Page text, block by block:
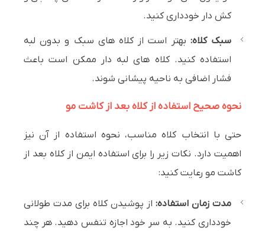
کش دار خودداری کنید.
سبک کلاه: بهتر است از کلاه های سبک و بدون لبه
استفاده کنید. کلاه های لبه دار ممکن است باعث
فشار اضافی به ناحیه پیشانی شوند.
نحوه صحیح استفاده از کلاه بعد از کاشت مو
حتی با انتخاب کلاه مناسب، نحوه استفاده از آن نیز
اهمیت دارد. نکات زیر را برای استفاده ایمن از کلاه بعد از
کاشت مو رعایت کنید:
مدت زمان استفاده: از پوشیدن کلاه برای مدت طولانی
خودداری کنید. به سر خود اجازه تنفس دهید. هر چند